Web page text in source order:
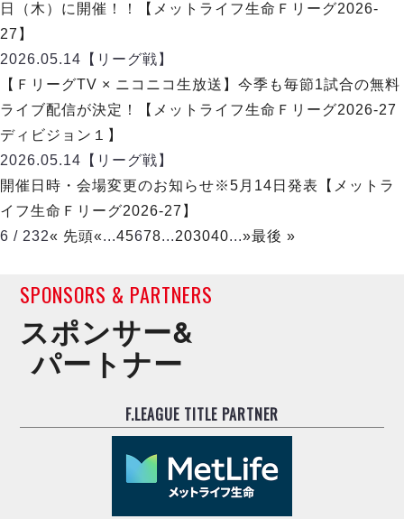
日（木）に開催！！【メットライフ生命Ｆリーグ2026-
27】
2026.05.14 【リーグ戦】
【ＦリーグTV × ニコニコ生放送】今季も毎節1試合の無料
ライブ配信が決定！【メットライフ生命Ｆリーグ2026-27
ディビジョン１】
2026.05.14 【リーグ戦】
開催日時・会場変更のお知らせ※5月14日発表【メットラ
イフ生命Ｆリーグ2026-27】
6 / 232« 先頭«...45678...203040...»最後 »
SPONSORS & PARTNERS
スポンサー&
パートナー
F.LEAGUE TITLE PARTNER